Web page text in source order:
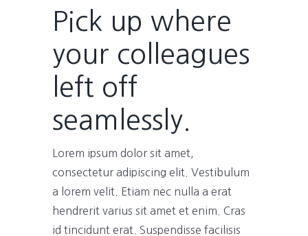
Pick up where
your colleagues
left off
seamlessly.
Lorem ipsum dolor sit amet,
consectetur adipiscing elit. Vestibulum
a lorem velit. Etiam nec nulla a erat
hendrerit varius sit amet et enim. Cras
id tincidunt erat. Suspendisse facilisis